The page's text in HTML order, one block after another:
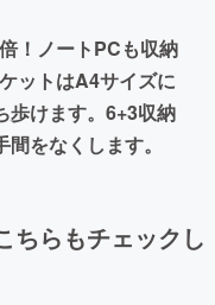
！ノートPCも収納
ットはA4サイズに
歩けます。6+3収納
をなくします。
ちらもチェックし